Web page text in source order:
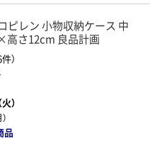
ピレン 小物収納ケース 中
さ12cm 良品計画
）
）
品